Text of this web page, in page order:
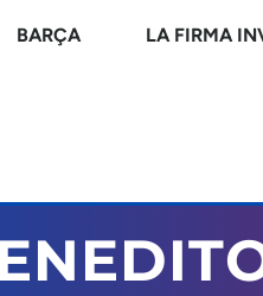
BARÇA LA FIRMA